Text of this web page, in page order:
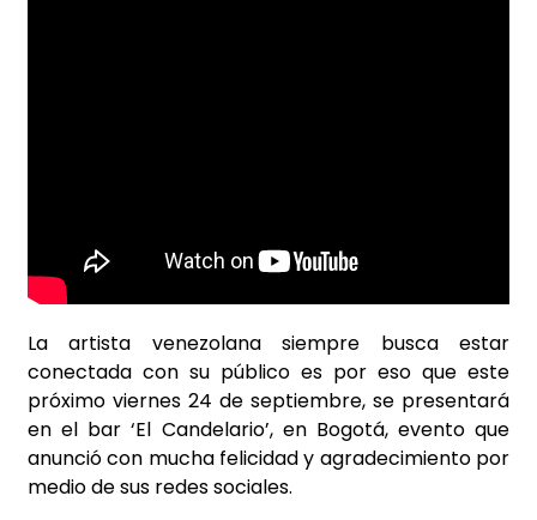
La artista venezolana siempre busca estar
conectada con su público es por eso que este
próximo viernes 24 de septiembre, se presentará
en el bar ‘El Candelario’, en Bogotá, evento que
anunció con mucha felicidad y agradecimiento por
medio de sus redes sociales.